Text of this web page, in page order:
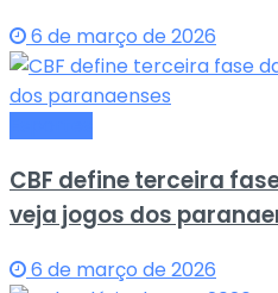
6 de março de 2026
CBF define terceira
veja jogos dos
6 de março de 2026